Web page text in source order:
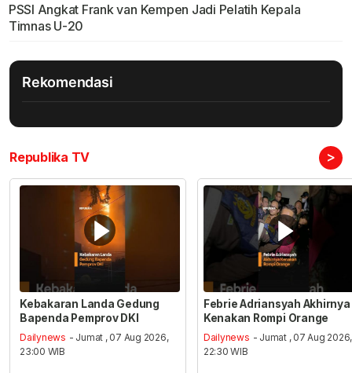
PSSI Angkat Frank van Kempen Jadi Pelatih Kepala
Timnas U-20
Rekomendasi
Republika TV >
Kebakaran Landa Gedung
Bapenda Pemprov DKI
Dailynews - Jumat , 07 Aug 2026,
23:00 WIB
Febrie Adriansyah Akhirnya
Kenakan Rompi Orange
Dailynews - Jumat , 07 Aug 2026,
22:30 WIB